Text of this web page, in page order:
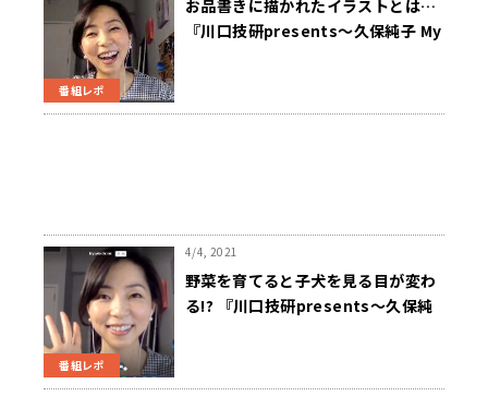
番組レポ
お品書きに描かれたイラストとは…
『川口技研presents～久保純子 My
番組レポ
4/4, 2021
野菜を育てると子犬を見る目が変わ
る!? 『川口技研presents～久保純